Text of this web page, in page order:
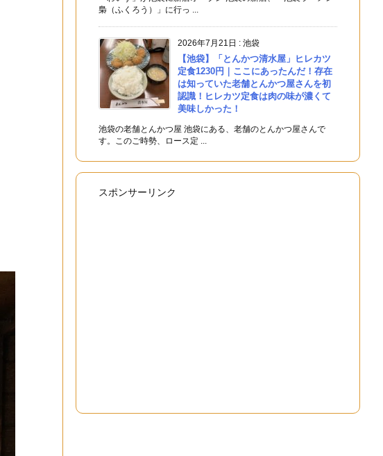
梟（ふくろう）」に行っ ...
2026年7月21日 : 池袋
【池袋】「とんかつ清水屋」ヒレカツ
定食1230円｜ここにあったんだ！存在
は知っていた老舗とんかつ屋さんを初
認識！ヒレカツ定食は肉の味が濃くて
美味しかった！
池袋の老舗とんかつ屋 池袋にある、老舗のとんかつ屋さんで
す。このご時勢、ロース定 ...
スポンサーリンク